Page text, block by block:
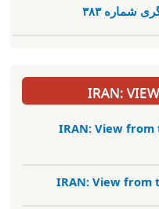
٣٨٣
IRAN:
IRAN: View
IRAN: View